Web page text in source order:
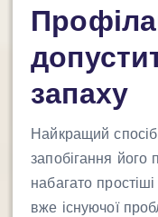
запаху
Найкращий
запобігання його
набагато
вже існуючої